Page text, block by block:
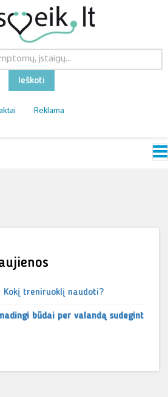
Ieškoti
Reklama
Kokį treniruoklį naudoti?
būdai per valandą sudegint